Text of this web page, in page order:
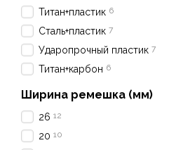
Титан+пластик 6
Сталь+пластик 7
Ударопрочный пластик 7
Титан+карбон 6
Ширина ремешка (мм)
26 12
20 10